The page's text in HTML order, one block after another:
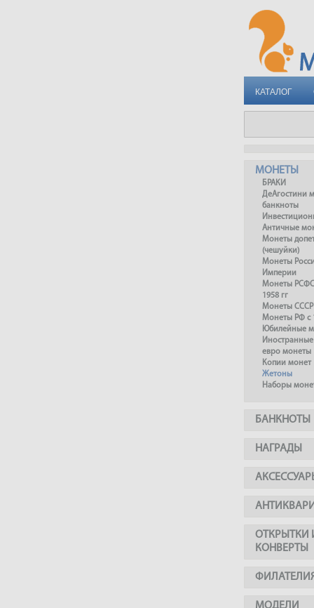
КАТАЛОГ
МОНЕТЫ
БРАКИ
ДеАгостини
банкноты
Античные
Монеты
(чешуйки)
Монеты
Империи
Монеты
1958 гг
Монеты СССР
Монеты РФ с
Юбилейные
евро монеты
Копии монет
Жетоны
Наборы
БАНКНОТЫ
НАГРАДЫ
ОТКРЫТКИ
КОНВЕРТЫ